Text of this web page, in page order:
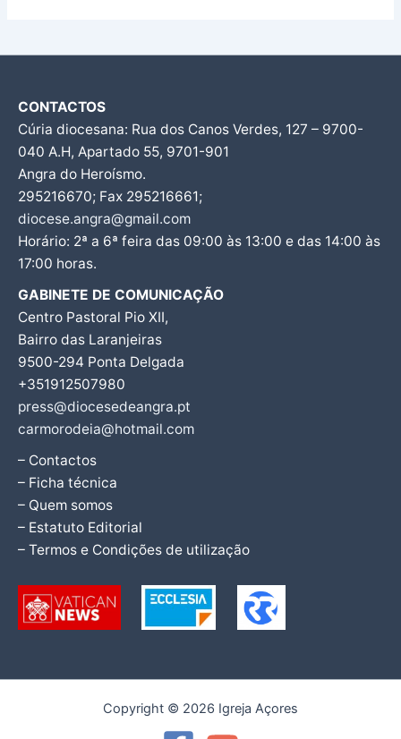
CONTACTOS
Cúria diocesana: Rua dos Canos Verdes, 127 – 9700-
040 A.H, Apartado 55, 9701-901
Angra do Heroísmo.
295216670; Fax 295216661;
diocese.angra@gmail.com
Horário: 2ª a 6ª feira das 09:00 às 13:00 e das 14:00 às
17:00 horas.
GABINETE DE COMUNICAÇÃO
Centro Pastoral Pio XII,
Bairro das Laranjeiras
9500-294 Ponta Delgada
+351912507980
press@diocesedeangra.pt
carmorodeia@hotmail.com
– Contactos
– Ficha técnica
– Quem somos
– Estatuto Editorial
– Termos e Condições de utilização
Copyright © 2026 Igreja Açores